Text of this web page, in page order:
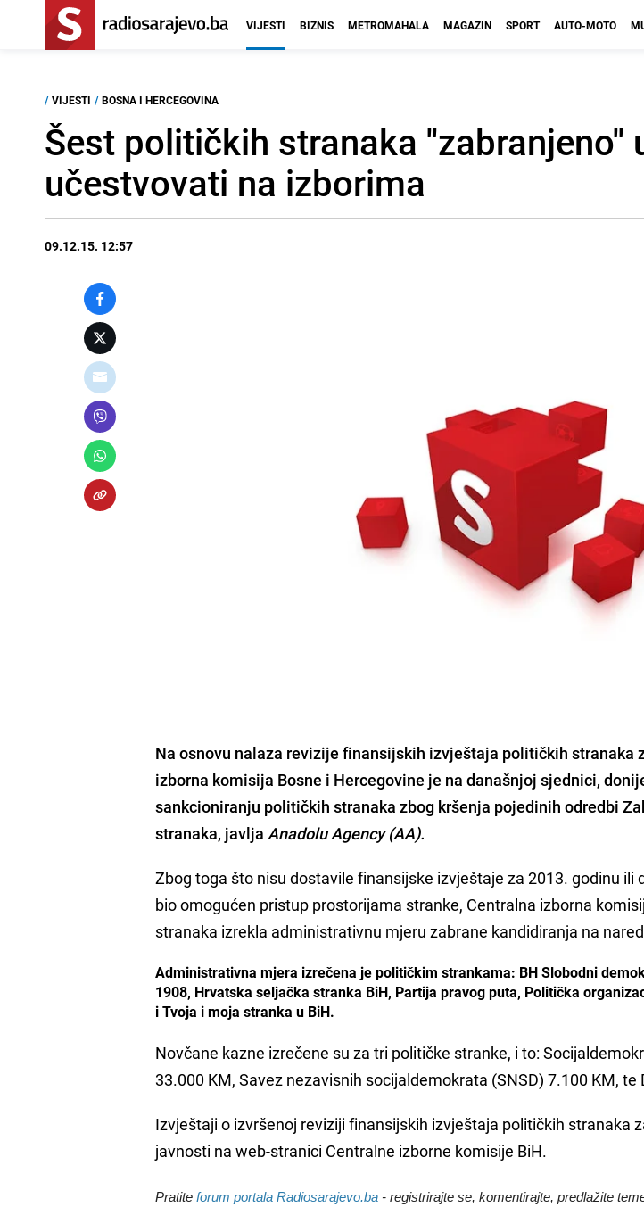
VIJESTI BIZNIS METROMAHALA MAGAZIN SPORT AUTO-MOTO
/ VIJESTI / BOSNA I HERCEGOVINA
Šest političkih stranaka ''zabranjeno''
učestvovati na izborima
09.12.15. 12:57
Na osnovu nalaza revizije finansijskih izvještaja političkih stranaka
izborna komisija Bosne i Hercegovine je na današnjoj sjednici,
sankcioniranju političkih stranaka zbog kršenja pojedinih odredbi
stranaka, javlja Anadolu Agency (AA).
Zbog toga što nisu dostavile finansijske izvještaje za 2013. godinu ili
bio omogućen pristup prostorijama stranke, Centralna izborna
stranaka izrekla administrativnu mjeru zabrane kandidiranja na
Administrativna mjera izrečena je političkim strankama: BH Slobodni
1908, Hrvatska seljačka stranka BiH, Partija pravog puta, Politička
i Tvoja i moja stranka u BiH.
Novčane kazne izrečene su za tri političke stranke, i to:
33.000 KM, Savez nezavisnih socijaldemokrata (SNSD) 7.100 KM,
Izvještaji o izvršenoj reviziji finansijskih izvještaja političkih stranaka
javnosti na web-stranici Centralne izborne komisije BiH.
Pratiteforum portala Radiosarajevo.ba - registrirajte se, komentirajte, predlažite